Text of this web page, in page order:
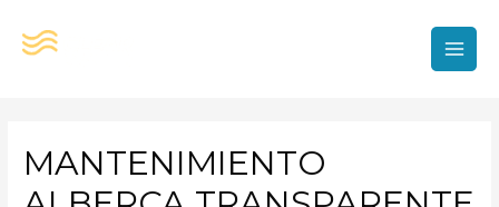
MANTENIMIENTO